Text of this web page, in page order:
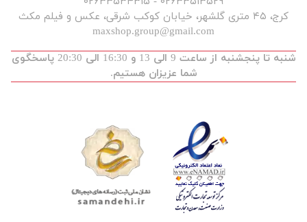
کرج، ۴۵ متری گلشهر، خیابان کوکب شرقی، عکس و فیلم مکث
maxshop.group@gmail.com
شنبه تا پنجشنبه از ساعت 9 الی 13 و 16:30 الی 20:30 پاسخگوی
شما عزیزان هستیم.